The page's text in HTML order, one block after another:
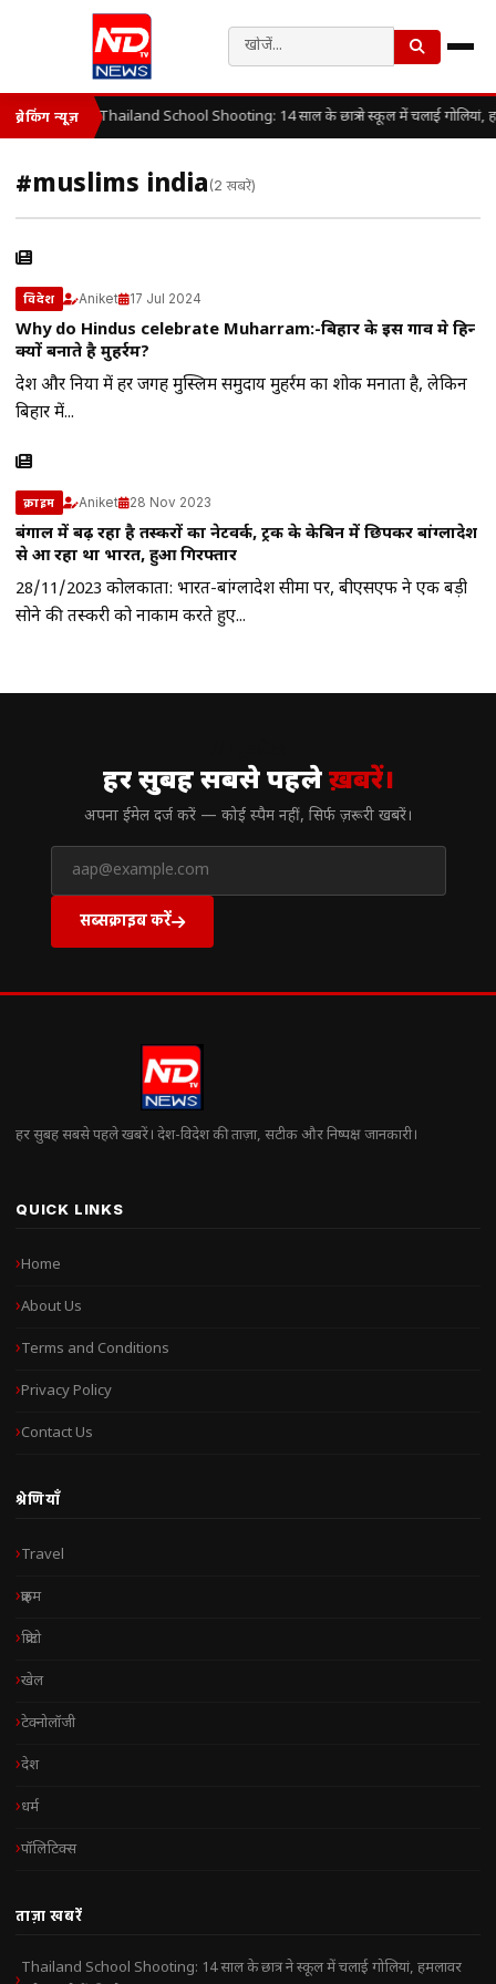
ब्रेकिंग न्यूज़ Thailand School Shooting: 14 साल के छात्र ने स्कूल में चलाई गोलियां,
#muslims india (2 खबरें)
विदेश Aniket 17 Jul 2024
Why do Hindus celebrate Muharram:-बिहार के इस गाव मे हिन्दू
क्यों बनाते है मुहर्रम?
देश और दुनिया में हर जगह मुस्लिम समुदाय मुहर्रम का शोक मनाता है, लेकिन
बिहार में...
क्राइम Aniket 28 Nov 2023
बंगाल में बढ़ रहा है तस्करों का नेटवर्क, ट्रक के केबिन में छिपकर बांग्लादेश
से आ रहा था भारत, हुआ गिरफ्तार
28/11/2023 कोलकाता: भारत-बांग्लादेश सीमा पर, बीएसएफ ने एक बड़ी
सोने की तस्करी को नाकाम करते हुए...
हर सुबह सबसे पहलेख़बरें।
अपना ईमेल दर्ज करें — कोई स्पैम नहीं, सिर्फ ज़रूरी खबरें।
सब्सक्राइब करें
हर सुबह सबसे पहले खबरें। देश-विदेश की ताज़ा, सटीक और निष्पक्ष जानकारी।
QUICK LINKS
Home
About Us
Terms and Conditions
Privacy Policy
Contact Us
श्रेणियाँ
Travel
क्राइम
क्रिप्टो
खेल
टेक्नोलॉजी
देश
धर्म
पॉलिटिक्स
ताज़ा खबरें
Thailand School Shooting: 14 साल के छात्र ने स्कूल में चलाई गोलियां, हमलावर